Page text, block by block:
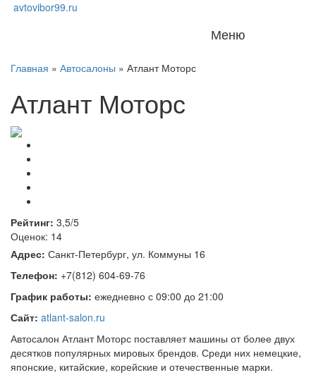
avtovibor99.ru
Меню
Главная » Автосалоны » Атлант Моторс
Атлант Моторс
Рейтинг: 3,5/5
Оценок: 14
Адрес: Санкт-Петербург, ул. Коммуны 16
Телефон: +7(812) 604-69-76
График работы: ежедневно с 09:00 до 21:00
Сайт: atlant-salon.ru
Автосалон Атлант Моторс поставляет машины от более двух
десятков популярных мировых брендов. Среди них немецкие,
японские, китайские, корейские и отечественные марки.